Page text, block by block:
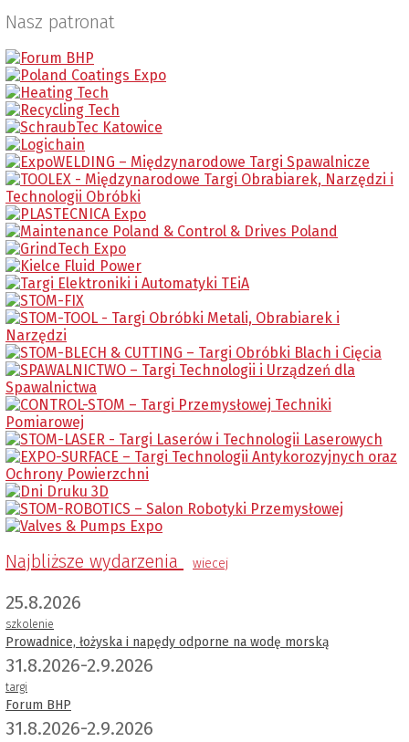
Nasz patronat
Najbliższe wydarzenia wiecej
25.8.2026
szkolenie
Prowadnice, łożyska i napędy odporne na wodę morską
31.8.2026-2.9.2026
targi
Forum BHP
31.8.2026-2.9.2026